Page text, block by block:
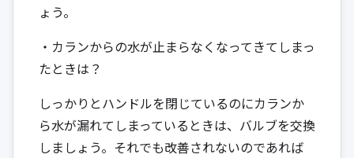
ょう。
・カランからの水が止まらなくなってきてしまっ
たときは？
しっかりとハンドルを閉じているのにカランか
ら水が漏れてしまっているときは、バルブを交換
しましょう。それでも改善されないのであれば